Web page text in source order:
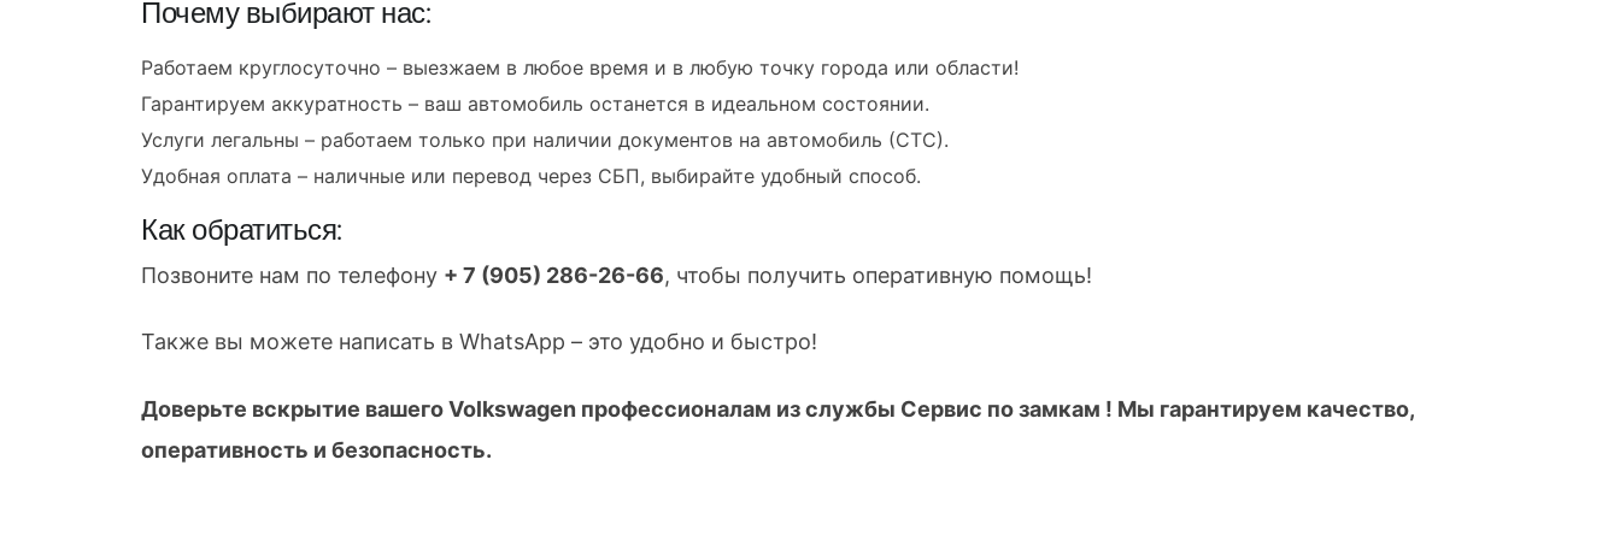
Почему выбирают нас:
Работаем круглосуточно – выезжаем в любое время и в любую точку города или области!
Гарантируем аккуратность – ваш автомобиль останется в идеальном состоянии.
Услуги легальны – работаем только при наличии документов на автомобиль (СТС).
Удобная оплата – наличные или перевод через СБП, выбирайте удобный способ.
Как обратиться:
Позвоните нам по телефону + 7 (905) 286-26-66, чтобы получить оперативную помощь!
Также вы можете написать в WhatsApp – это удобно и быстро!
Доверьте вскрытие вашего Volkswagen профессионалам из службы Сервис по замкам ! Мы гарантируем качество,
оперативность и безопасность.